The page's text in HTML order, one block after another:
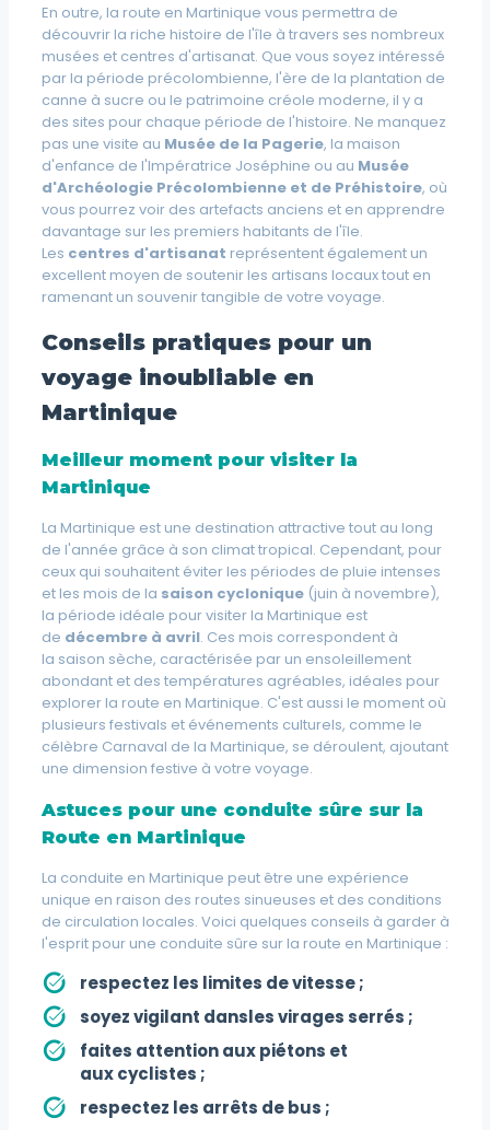
En outre, la route en Martinique vous permettra de
découvrir la riche histoire de l'île à travers ses nombreux
musées et centres d'artisanat. Que vous soyez intéressé
par la période précolombienne, l'ère de la plantation de
canne à sucre ou le patrimoine créole moderne, il y a
des sites pour chaque période de l'histoire. Ne manquez
pas une visite au Musée de la Pagerie, la maison
d'enfance de l'Impératrice Joséphine ou au Musée
d'Archéologie Précolombienne et de Préhistoire, où
vous pourrez voir des artefacts anciens et en apprendre
davantage sur les premiers habitants de l'île.
Les centres d'artisanat représentent également un
excellent moyen de soutenir les artisans locauxtout en
ramenant un souvenir tangible de votre voyage.
Conseils pratiques pour un
voyage inoubliable en
Martinique
Meilleur moment pour visiter la
Martinique
La Martinique est une destination attractive tout au long
de l'année grâce à son climat tropical. Cependant, pour
ceux qui souhaitent éviter les périodes de pluie intenses
et les mois de la saison cyclonique(juin à novembre),
la période idéale pour visiter la Martinique est
de décembre à avril. Ces mois correspondent à
la saison sèche, caractérisée par un ensoleillement
abondant et des températures agréables, idéales pour
explorer la route en Martinique. C'est aussi le moment où
plusieurs festivals et événements culturels, comme le
célèbre Carnaval de la Martinique, se déroulent, ajoutant
une dimension festive à votre voyage.
Astuces pour une conduite sûre sur la
Route en Martinique
La conduite en Martinique peut être une expérience
unique en raison des routes sinueuses et des conditions
de circulation locales. Voici quelques conseils à garder à
l'esprit pour une conduite sûre sur la route en Martinique :
respectez les limites de vitesse;
soyez vigilant danslesvirages serrés ;
faites attention auxpiétons et
auxcyclistes ;
respectez les arrêts de bus ;